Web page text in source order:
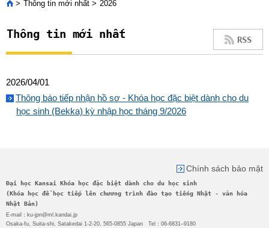
Home
Thông tin mới nhất 2026
Thông tin mới nhất RSS
2026/04/01
Thông báo tiếp nhận hồ sơ - Khóa học đặc biệt dành cho du
học sinh (Bekka) kỳ nhập học tháng 9/2026
Chính sách bảo mật
Đại học Kansai Khóa học đặc biệt dành cho du học sinh
(Khóa học để học tiếp lên chương trình đào tạo tiếng Nhật - văn hóa
Nhật Bản)
E-mail：ku-jpn@ml.kandai.jp
Osaka-fu, Suita-shi, Satakedai 1-2-20, 565-0855 Japan Tel：06-6831‒9180